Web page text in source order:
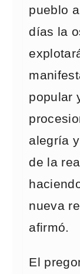
pueblo
días la
popular
alegría
de la
nueva
afirmó.
El